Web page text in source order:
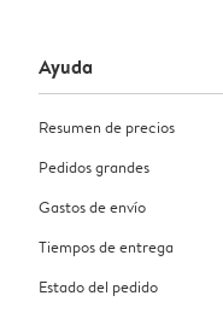
Ayuda
Resumen de precios
Pedidos grandes
Gastos de envío
Tiempos de entrega
Estado del pedido